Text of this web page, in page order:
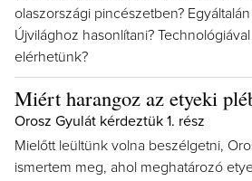
olaszországi pincészetben?
Újvilághoz hasonlítani?
elérhetünk?
Miért harangoz az etyeki
Orosz Gyulát kérdeztük 1. rész
Mielőtt leültünk volna beszélgetni,
ismertem meg, ahol meghatározó